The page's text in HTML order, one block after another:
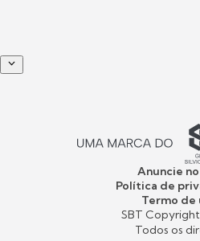
Anuncie no
Política de
Termo de
SBT
Todos os